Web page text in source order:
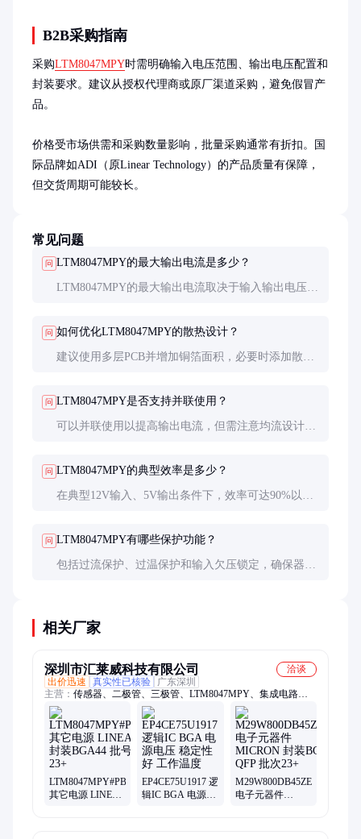
B2B采购指南
采购LTM8047MPY时需明确输入电压范围、输出电压配置和
封装要求。建议从授权代理商或原厂渠道采购，避免假冒产
品。
价格受市场供需和采购数量影响，批量采购通常有折扣。国
际品牌如ADI（原Linear Technology）的产品质量有保障，
但交货周期可能较长。
常见问题
问 LTM8047MPY的最大输出电流是多少？
LTM8047MPY的最大输出电流取决于输入输出电压差
问 如何优化LTM8047MPY的散热设计？
建议使用多层PCB并增加铜箔面积，必要时添加散热
问 LTM8047MPY是否支持并联使用？
可以并联使用以提高输出电流，但需注意均流设计和
问 LTM8047MPY的典型效率是多少？
在典型12V输入、5V输出条件下，效率可达90%以
问 LTM8047MPY有哪些保护功能？
包括过流保护、过温保护和输入欠压锁定，确保器件
相关厂家
深圳市汇莱威科技有限公司
洽谈
出价迅速
真实性已核验
广东深圳
主营： 传感器、二极管、三极管、LTM8047MPY、集成电路、
MCU、单片机
LTM8047MPY#PBF
其它电源 LINEAR
EP4CE75U1917 逻
辑IC BGA 电源电
M29W800DB45ZE6E
电子元器件